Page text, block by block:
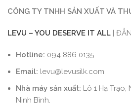
CÔNG TY TNHH SẢN XUẤT VÀ
LEVU – YOU DESERVE IT ALL |
Hotline: 094 886 0135
Email: levu@levusilk.com
Nhà máy sản xuất: Lô 1 Hạ Trạo,
Ninh Bình.